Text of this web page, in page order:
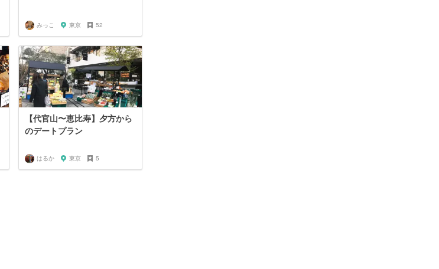
みっこ 東京 52
【代官山〜恵比寿】夕方から
のデートプラン
はるか 東京 5